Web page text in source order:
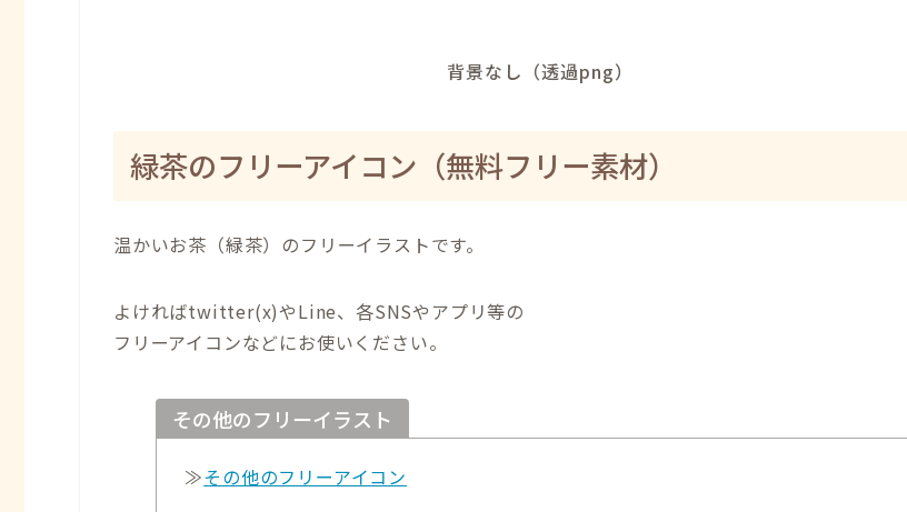
背景なし（透過png）
緑茶のフリーアイコン（無料フリー素材）
温かいお茶（緑茶）のフリーイラストです。
よければtwitter(x)やLine、各SNSやアプリ等の
フリーアイコンなどにお使いください。
その他のフリーイラスト
≫その他のフリーアイコン